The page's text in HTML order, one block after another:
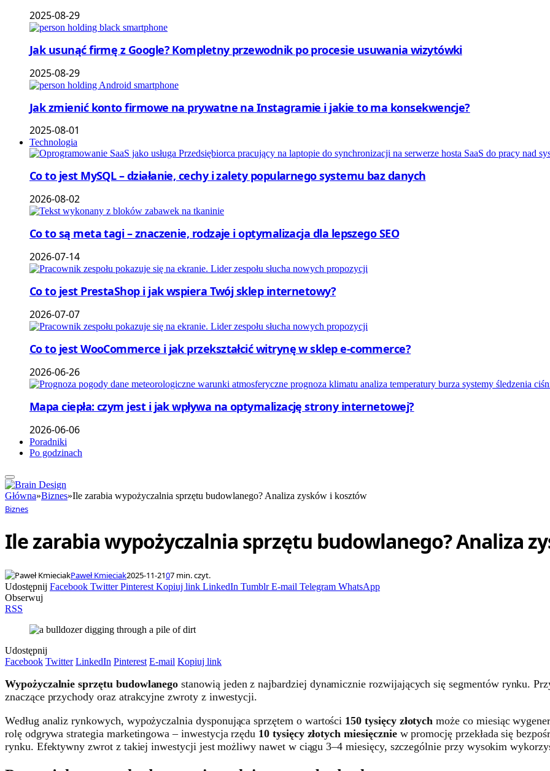
2025-08-29
Jak usunąć firmę z Google? Kompletny przewodnik po procesie usuwania wizytówki
2025-08-29
Jak zmienić konto firmowe na prywatne na Instagramie i jakie to ma konsekwencje?
2025-08-01
Technologia
Co to jest MySQL – działanie, cechy i zalety popularnego systemu baz danych
2026-08-02
Co to są meta tagi – znaczenie, rodzaje i optymalizacja dla lepszego SEO
2026-07-14
Co to jest PrestaShop i jak wspiera Twój sklep internetowy?
2026-07-07
Co to jest WooCommerce i jak przekształcić witrynę w sklep e-commerce?
2026-06-26
Mapa ciepła: czym jest i jak wpływa na optymalizację strony internetowej?
2026-06-06
Poradniki
Po godzinach
Główna»Biznes»Ile zarabia wypożyczalnia sprzętu budowlanego? Analiza zysków i kosztów
Biznes
Ile zarabia wypożyczalnia sprzętu budowlanego? Analiza
Paweł Kmieciak2025-11-2107 min. czyt.
Udostępnij Facebook Twitter Pinterest Kopiuj link LinkedIn Tumblr E-mail Telegram WhatsApp
Obserwuj
RSS
Udostępnij
Facebook Twitter LinkedIn Pinterest E-mail Kopiuj link
Wypożyczalnie sprzętu budowlanego stanowią jeden z najbardziej dynamicznie rozwijających się segmentów rynku.
znaczące przychody oraz atrakcyjne zwroty z inwestycji.
Według analiz rynkowych, wypożyczalnia dysponująca sprzętem o wartości 150 tysięcy złotych może co miesiąc
rolę odgrywa strategia marketingowa – inwestycja rzędu 10 tysięcy złotych miesięczniew promocję przekłada się
rynku. Efektywny zwrot z takiej inwestycji jest możliwy nawet w ciągu 3–4 miesięcy, szczególnie przy wysokim